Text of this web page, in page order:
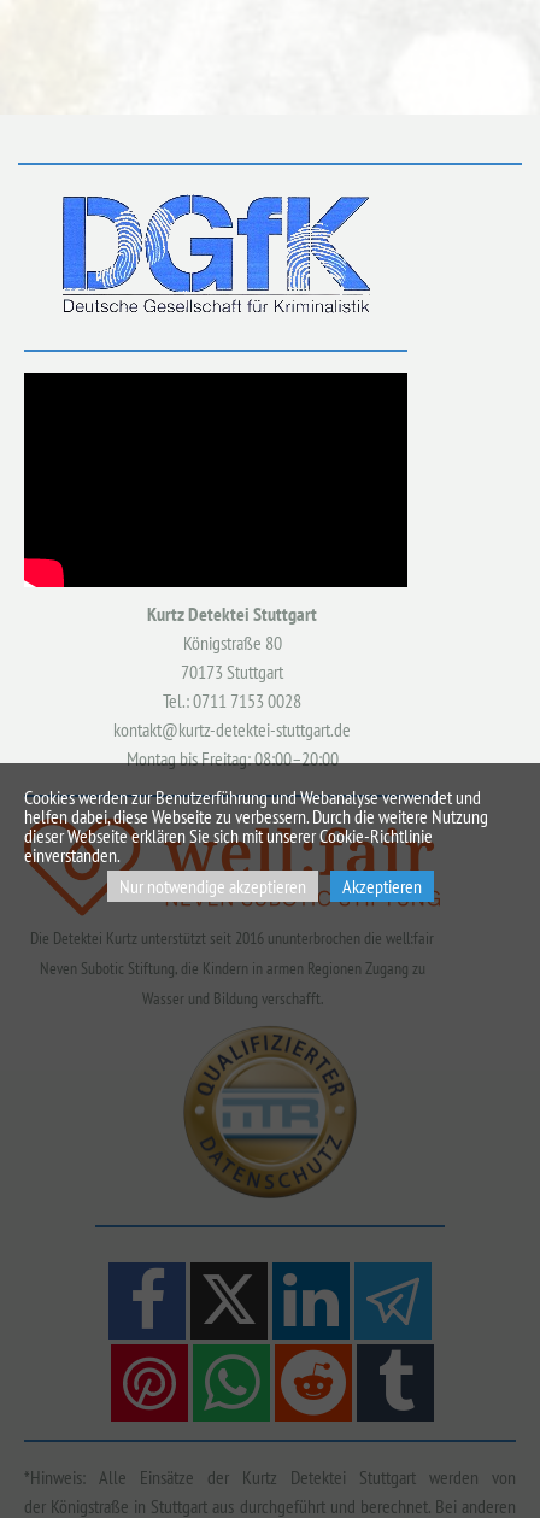
Kurtz Detektei Stuttgart
Königstraße 80
70173 Stuttgart
Tel.: 0711 7153 0028
kontakt@kurtz-detektei-stuttgart.de
Montag bis Freitag: 08:00–20:00
Die Detektei Kurtz unterstützt seit 2016 ununterbrochen die well:fair
Neven Subotic Stiftung, die Kindern in armen Regionen Zugang zu
Wasser und Bildung verschafft.
*Hinweis: Alle Einsätze der Kurtz Detektei Stuttgart werden von
der Königstraße in Stuttgart aus durchgeführt und berechnet. Bei anderen
Cookies werden zur Benutzerführung und Webanalyse verwendet und
helfen dabei, diese Webseite zu verbessern. Durch die weitere Nutzung
dieser Webseite erklären Sie sich mit unserer Cookie-Richtlinie
einverstanden.
Nur notwendige akzeptieren
Akzeptieren